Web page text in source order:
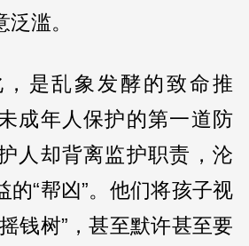
滥。
是乱象发酵的致命推
成年人保护的第一道防
人却背离监护职责，沦
的“帮凶”。他们将孩子视
钱树”，甚至默许甚至要